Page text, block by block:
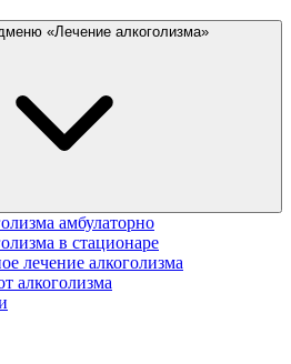
«Лечение алкоголизма»
амбулаторно
в стационаре
лечение алкоголизма
алкоголизма